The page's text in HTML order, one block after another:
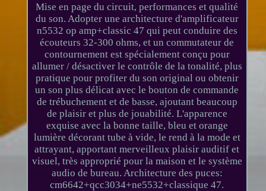
Mise en page du circuit, performances et qualité
du son. Adopter une architecture d'amplificateur
n5532 op amp+classic 47 qui peut conduire des
écouteurs 32-300 ohms, et un commutateur de
contournement est spécialement conçu pour
allumer / désactiver le contrôle de la tonalité, plus
pratique pour profiter du son original ou obtenir
un son plus délicat avec le bouton de commande
de trébuchement et de basse, ajoutant beaucoup
de plaisir et plus de jouabilité. L'apparence
exquise avec la bonne taille, bleu et orange
lumière décorant tube à vide, le rend à la mode et
attrayant, apportant merveilleux plaisir auditif et
visuel, très approprié pour la maison et le système
audio de bureau. Architecture des puces:
cm6642+qcc3034+ne5532+classique 47.